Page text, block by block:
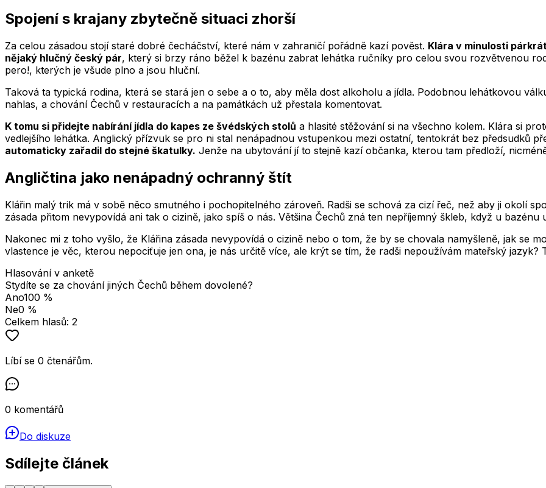
Spojení s krajany zbytečně situaci zhorší
Za celou zásadou stojí staré dobré čecháčství, které nám v zahraničí pořádně kazí pověst. Klára v minulosti
nějaký hlučný český pár, který si brzy ráno běžel k bazénu zabrat lehátka ručníky pro celou svou rozvětvenou
pero!, kterých je všude plno a jsou hluční.
Taková ta typická rodina, která se stará jen o sebe a o to, aby měla dost alkoholu a jídla. Podobnou lehátkovou
nahlas, a chování Čechů v restauracích a na památkách už přestala komentovat.
K tomu si přidejte nabírání jídla do kapes ze švédských stolů a hlasité stěžování si na všechno kolem. Klára si
vedlejšího lehátka. Anglický přízvuk se pro ni stal nenápadnou vstupenkou mezi ostatní, tentokrát bez předsudků
automaticky zařadil do stejné škatulky. Jenže na ubytování jí to stejně kazí občanka, kterou tam předloží,
Angličtina jako nenápadný ochranný štít
Klářin malý trik má v sobě něco smutného i pochopitelného zároveň. Radši se schová za cizí řeč, než aby ji okolí
zásada přitom nevypovídá ani tak o cizině, jako spíš o nás. Většina Čechů zná ten nepříjemný škleb, když u bazénu
Nakonec mi z toho vyšlo, že Klářina zásada nevypovídá o cizině nebo o tom, že by se chovala namyšleně, jak se
vlastence je věc, kterou nepociťuje jen ona, je nás určitě více, ale krýt se tím, že radši nepoužívám mateřský jazyk?
Hlasování v anketě
Stydíte se za chování jiných Čechů během dovolené?
Ano100 %
Ne0 %
Celkem hlasů: 2
Líbí se 0 čtenářům.
0 komentářů
Do diskuze
Sdílejte článek